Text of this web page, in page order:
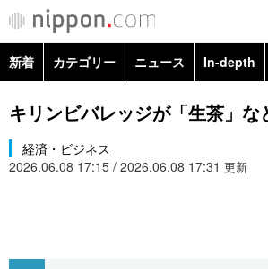
カテゴリー
新着 カテゴリー ニュース In-depth
政治・外交
経済・ビジネス
キリンビバレッジが「生茶」な
経済・ビジネス
2026.06.08 17:15 / 2026.06.08 17:31 更新